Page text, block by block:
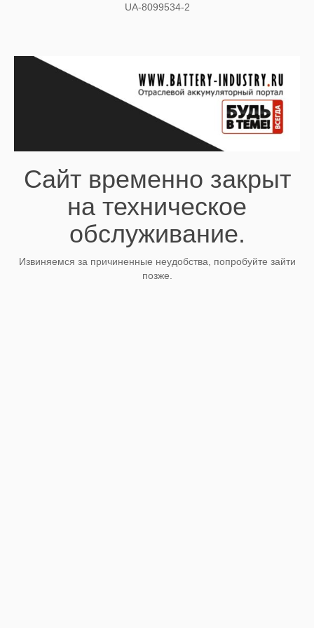
UA-8099534-2
Сайт временно закрыт
на техническое
обслуживание.
Извиняемся за причиненные неудобства, попробуйте зайти
позже.